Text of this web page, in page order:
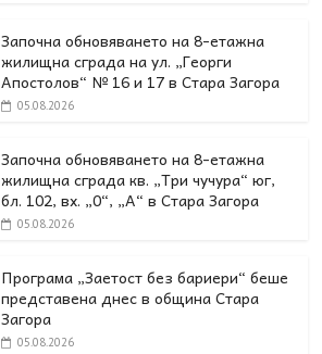
Започна обновяването на 8-етажна
жилищна сграда на ул. „Георги
Апостолов“ № 16 и 17 в Стара Загора
05.08.2026
Започна обновяването на 8-етажна
жилищна сграда кв. „Три чучура“ юг,
бл. 102, вх. „0“, „А“ в Стара Загора
05.08.2026
Програма „Заетост без бариери“ беше
представена днес в oбщина Стара
Загора
05.08.2026